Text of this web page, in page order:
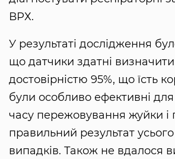
ВРХ.
У результаті дослідження
що датчики здатні
достовірністю 95%, що їсть
були особливо ефективні
часу пережовування жуйки і
правильний результат
випадків. Також не вдалося